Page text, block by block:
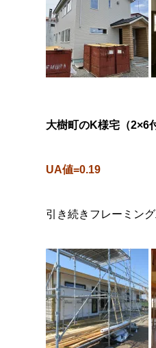
大樹町のK様宅（2×6
UA値=0.19
引き続きフレーミング